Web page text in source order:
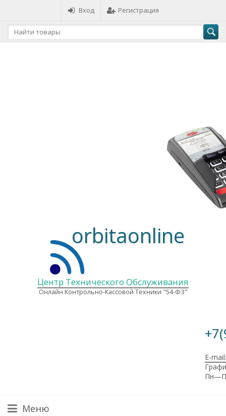
Вход Регистрация
Центр Технического Обслуживания
Онлайн Контрольно-Кассовой Техники "54-ФЗ"
orbitaonline
E-
Меню